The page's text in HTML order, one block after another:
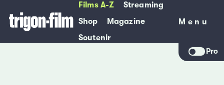
Films A-Z
Streaming
Shop
Magazine
Soutenir
Menu
Menu
Pro